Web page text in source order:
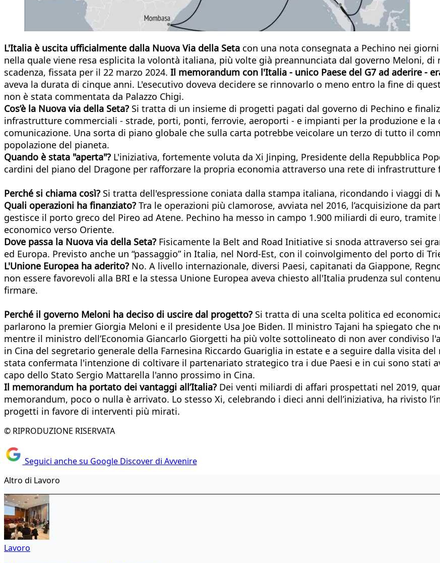
L'Italia è uscita ufficialmente dalla Nuova Via della Seta con una nota consegnata a Pechino nei
nella quale viene resa esplicita la volontà italiana, più volte già preannunciata dal governo Meloni,
scadenza, fissata per il 22 marzo 2024. Il memorandum con l'Italia - unico Paese del G7 ad aderire -
aveva la durata di cinque anni. L'esecutivo doveva decidere se rinnovarlo o meno entro la fine di
non è stata commentata da Palazzo Chigi. ​
Cos’è la Nuova via della Seta? Si tratta di un insieme di progetti pagati dal governo di Pechino e
infrastrutture commerciali - strade, porti, ponti, ferrovie, aeroporti - e impianti per la produzione e
comunicazione. Una sorta di piano globale che sulla carta potrebbe veicolare un terzo di tutto il
popolazione del pianeta.
Quando è stata "aperta"? L'iniziativa, fortemente voluta da Xi Jinping, Presidente della Repubblica
cardini del piano del Dragone per rafforzare la propria economia attraverso una rete di
Perché si chiama così? Si tratta dell'espressione coniata dalla stampa italiana, ricondando i viaggi di
Quali operazioni ha finanziato? Tra le operazioni più clamorose, avviata nel 2016, l’acquisizione da
gestisce il porto greco del Pireo ad Atene. Pechino ha messo in campo 1.900 miliardi di euro,
economico verso Oriente.
Dove passa la Nuova via della Seta? Fisicamente la Belt and Road Initiative si snoda attraverso sei
ed Europa. Previsto anche un “passaggio” in Italia, nel Nord-Est, con il coinvolgimento del porto di
L'Unione Europea ha aderito? No. A livello internazionale, diversi Paesi, capitanati da Giappone,
non essere favorevoli alla BRI e la stessa Unione Europea aveva chiesto all'Italia prudenza sul
firmare.
Perché il governo Meloni ha deciso di uscire dal progetto? Si tratta di una scelta politica ed
parlarono la premier Giorgia Meloni e il presidente Usa Joe Biden. Il ministro Tajani ha spiegato
mentre il ministro dell’Economia Giancarlo Giorgetti ha più volte sottolineato di non aver condiviso
in Cina del segretario generale della Farnesina Riccardo Guariglia in estate e a seguire dalla visita
stata confermata l'intenzione di coltivare il partenariato strategico tra i due Paesi e in cui sono stati
capo dello Stato Sergio Mattarella l'anno prossimo in Cina.
Il memorandum ha portato dei vantaggi all’Italia? Dei venti miliardi di affari prospettati nel 2019,
memorandum, poco o nulla è arrivato. Lo stesso Xi, celebrando i dieci anni dell’iniziativa, ha rivisto
progetti in favore di interventi più mirati.
© RIPRODUZIONE RISERVATA
Seguici anche su Google Discover di Avvenire
Altro di Lavoro
Lavoro